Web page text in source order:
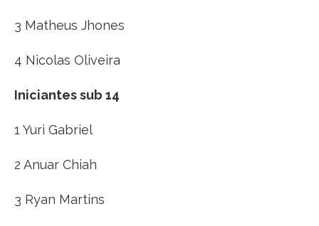
3 Matheus Jhones
4 Nicolas Oliveira
Iniciantes sub 14
1 Yuri Gabriel
2 Anuar Chiah
3 Ryan Martins